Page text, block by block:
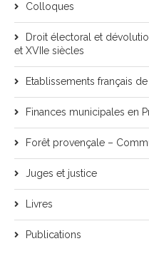
Colloques
Droit électoral et
et XVIIe siècles
Etablissements français de
Finances municipales en
Forêt provençale –
Juges et justice
Livres
Publications